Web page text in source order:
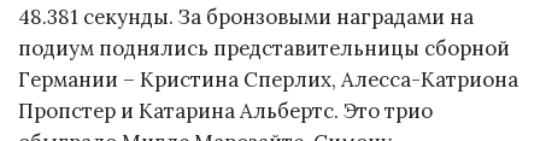
48.381 секунды. За бронзовыми наградами на
подиум поднялись представительницы сборной
Германии – Кристина Сперлих, Алесса-Катриона
Пропстер и Катарина Альбертс. Это трио